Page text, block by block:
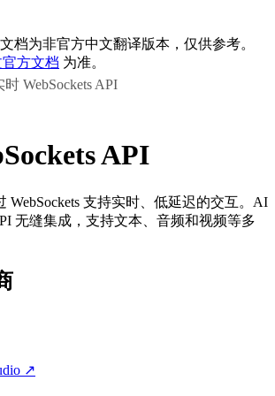
档为非官方中文翻译版本，仅供参考。
方文档 为准。
时 WebSockets API
API
WebSockets 支持实时、低延迟的交互。AI
无缝集成，支持文本、音频和视频等多
↗